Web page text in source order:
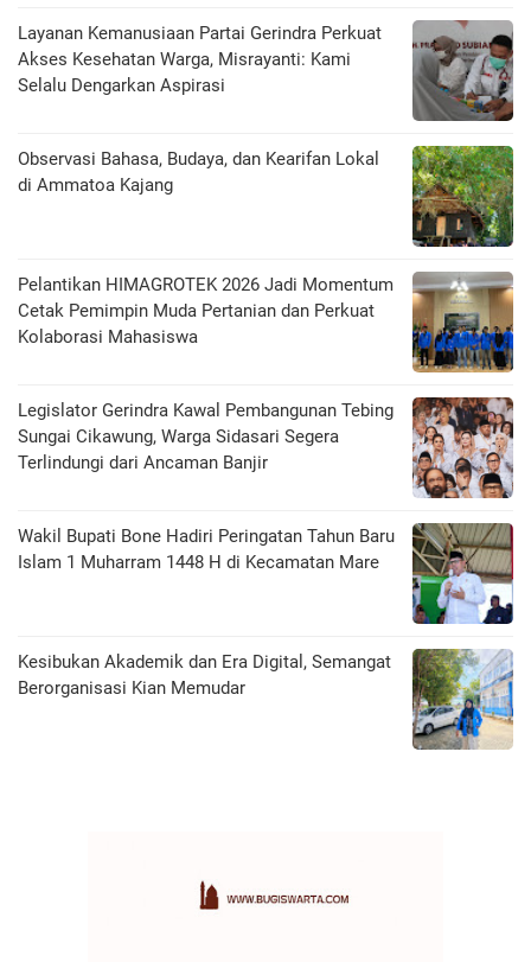
Layanan Kemanusiaan Partai Gerindra Perkuat
Akses Kesehatan Warga, Misrayanti: Kami
Selalu Dengarkan Aspirasi
Observasi Bahasa, Budaya, dan Kearifan Lokal
di Ammatoa Kajang
Pelantikan HIMAGROTEK 2026 Jadi Momentum
Cetak Pemimpin Muda Pertanian dan Perkuat
Kolaborasi Mahasiswa
Legislator Gerindra Kawal Pembangunan Tebing
Sungai Cikawung, Warga Sidasari Segera
Terlindungi dari Ancaman Banjir
Wakil Bupati Bone Hadiri Peringatan Tahun Baru
Islam 1 Muharram 1448 H di Kecamatan Mare
Kesibukan Akademik dan Era Digital, Semangat
Berorganisasi Kian Memudar